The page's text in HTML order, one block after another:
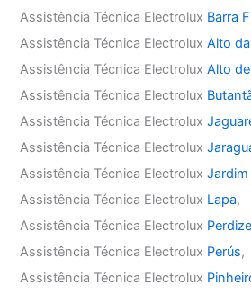
Assistência Técnica Electrolux Barra
Assistência Técnica ElectroluxAlto
Assistência Técnica ElectroluxAlto
Assistência Técnica Electrolux
Assistência Técnica Electrolux
Assistência Técnica Electrolux
Assistência Técnica Electrolux
Assistência Técnica Electrolux Lapa,
Assistência Técnica Electrolux
Assistência Técnica Electrolux Perús,
Assistência Técnica Electrolux